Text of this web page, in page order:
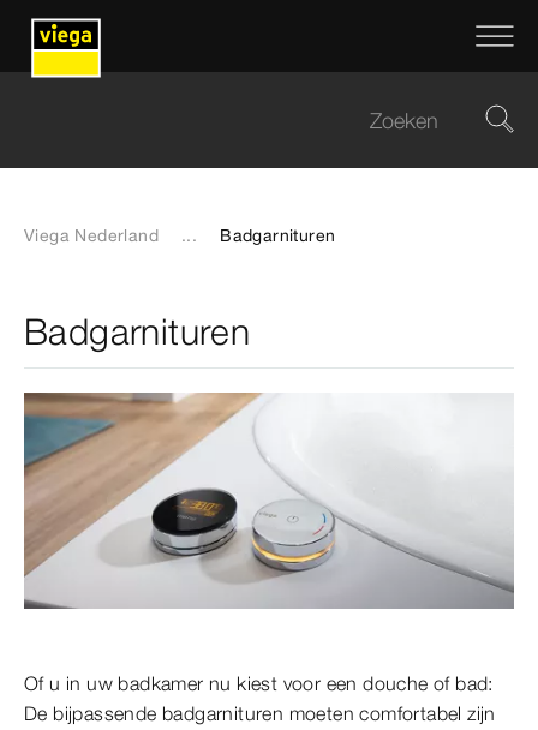
Viega Nederland ... Badgarnituren
Badgarnituren
Of u in uw badkamer nu kiest voor een douche of bad:
De bijpassende badgarnituren moeten comfortabel zijn